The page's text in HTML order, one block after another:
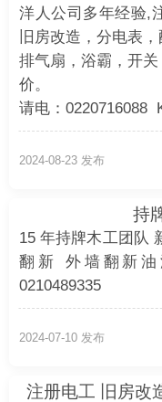
洋人公司多年经验,
旧房改造，分电表
排气扇，浴霸，开
价。
请电：0220716088
2024-08-23 发布
持
15 年持牌木工团队
翻新 外墙翻新
0210489335
2024-07-10 发布
注册电工 旧房改